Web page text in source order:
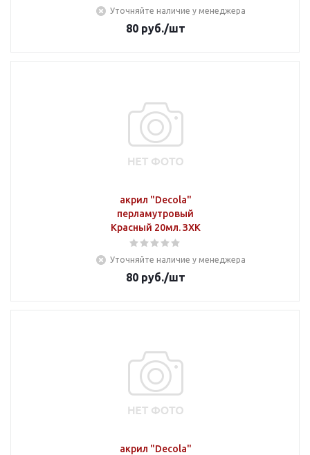
Уточняйте наличие у менеджера
80руб./шт
акрил "Decola"
перламутровый
Красный 20мл. ЗХК
Уточняйте наличие у менеджера
80руб./шт
акрил "Decola"